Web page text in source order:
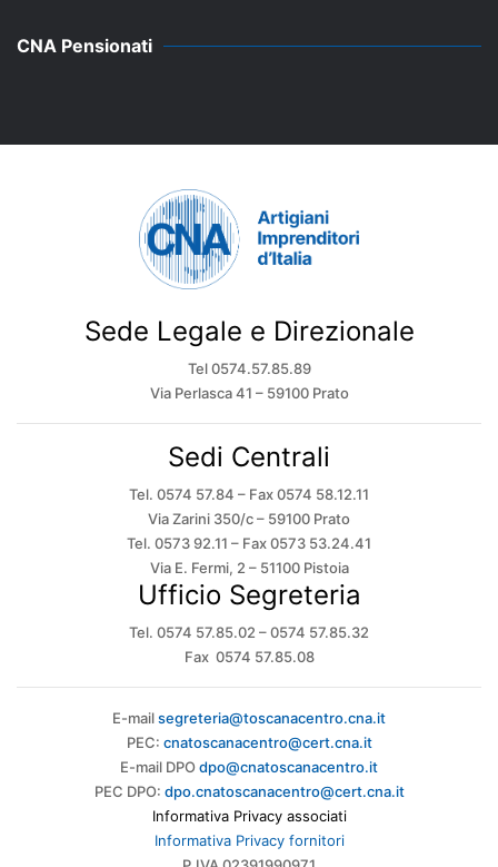
CNA Pensionati
Sede Legale e Direzionale
Tel 0574.57.85.89
Via Perlasca 41 – 59100 Prato
Sedi Centrali
Tel. 0574 57.84 – Fax 0574 58.12.11
Via Zarini 350/c – 59100 Prato
Tel. 0573 92.11 – Fax 0573 53.24.41
Via E. Fermi, 2 – 51100 Pistoia
Ufficio Segreteria
Tel. 0574 57.85.02 – 0574 57.85.32
Fax 0574 57.85.08
E-mailsegreteria@toscanacentro.cna.it
PEC: cnatoscanacentro@cert.cna.it
E-mail DPOdpo@cnatoscanacentro.it
PEC DPO: dpo.cnatoscanacentro@cert.cna.it
Informativa Privacy associati
Informativa Privacy fornitori